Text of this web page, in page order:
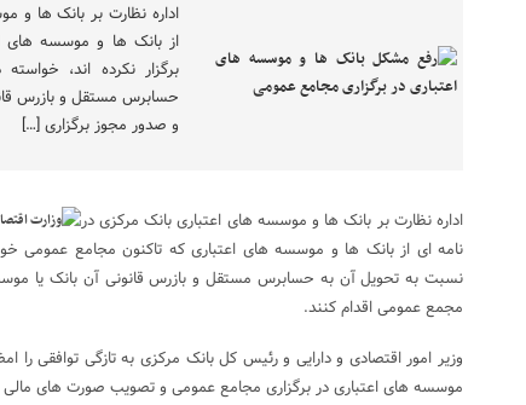
اداره نظارت بر بانک ها و
از بانک ها و موسسه های
برگزار نکرده اند،
حسابرس مستقل و بازرس
و صدور مجوز برگزاری […]
اداره نظارت بر بانک ها و موسسه های اعتباری بانک مرکزی در
نامه ای از بانک ها و موسسه های اعتباری که تاکنون مجامع عمومی
نسبت به تحویل آن به حسابرس مستقل و بازرس قانونی آن بانک یا
مجمع عمومی اقدام کنند.
وزیر امور اقتصادی و دارایی و رئیس کل بانک مرکزی به تازگی توافقی
موسسه های اعتباری در برگزاری مجامع عمومی و تصویب صورت های مالی